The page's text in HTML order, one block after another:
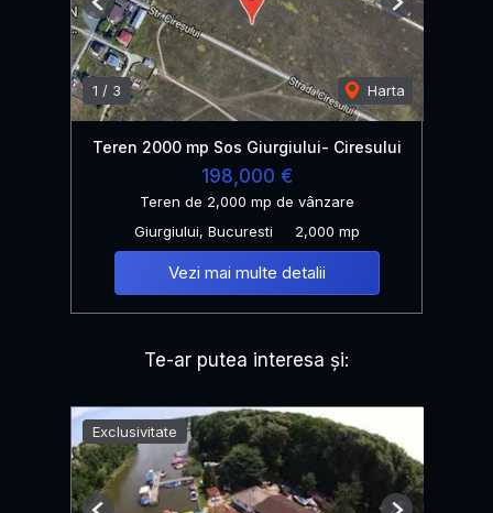
1 / 3 Harta
Previous Next
Teren 2000 mp Sos Giurgiului- Ciresului
198,000 €
Teren de 2,000 mp de vânzare
Giurgiului, Bucuresti
2,000 mp
Vezi mai multe detalii
Te-ar putea interesa și:
Exclusivitate